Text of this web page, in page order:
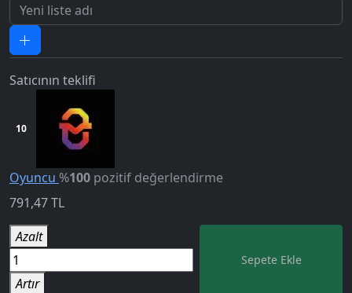
5.0
Satıcının teklifi
10
Oyuncu %100 pozitif değerlendirme
791,47TL
Azalt
Artır
Sepete Ekle